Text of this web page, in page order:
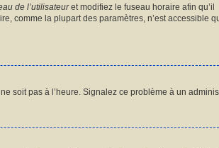
de l’utilisateuret modifiez le fuseau horaire afin qu’il
comme la plupart des paramètres, n’est accessible
soit pas à l’heure. Signalez ce problème à un